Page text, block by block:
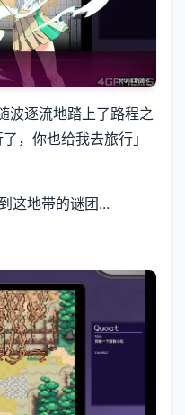
波逐流地踏上了路程之
，你也给我去旅行」
这地带的谜团...